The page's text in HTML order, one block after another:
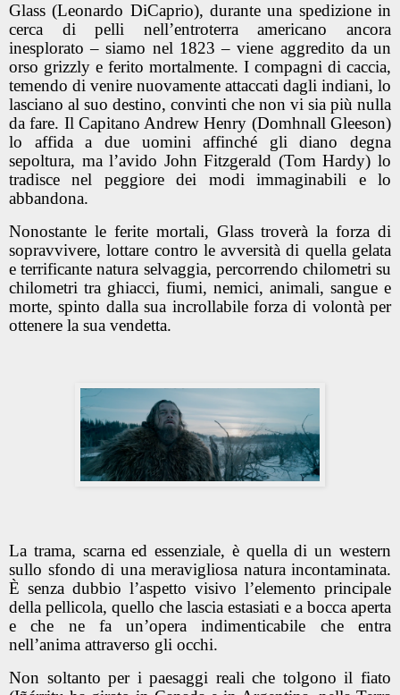
Glass (Leonardo DiCaprio), durante una spedizione in
cerca di pelli nell’entroterra americano ancora
inesplorato – siamo nel 1823 – viene aggredito da un
orso grizzly e ferito mortalmente. I compagni di caccia,
temendo di venire nuovamente attaccati dagli indiani, lo
lasciano al suo destino, convinti che non vi sia più nulla
da fare. Il Capitano Andrew Henry (Domhnall Gleeson)
lo affida a due uomini affinché gli diano degna
sepoltura, ma l’avido John Fitzgerald (Tom Hardy) lo
tradisce nel peggiore dei modi immaginabili e lo
abbandona.
Nonostante le ferite mortali, Glass troverà la forza di
sopravvivere, lottare contro le avversità di quella gelata
e terrificante natura selvaggia, percorrendo chilometri su
chilometri tra ghiacci, fiumi, nemici, animali, sangue e
morte, spinto dalla sua incrollabile forza di volontà per
ottenere la sua vendetta.
La trama, scarna ed essenziale, è quella di un western
sullo sfondo di una meravigliosa natura incontaminata.
È senza dubbio l’aspetto visivo l’elemento principale
della pellicola, quello che lascia estasiati e a bocca aperta
e che ne fa un’opera indimenticabile che entra
nell’anima attraverso gli occhi.
Non soltanto per i paesaggi reali che tolgono il fiato